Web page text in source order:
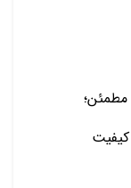
مطمئن؛
کیفیت